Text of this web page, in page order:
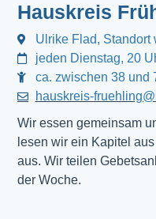
Hauskreis
Ulrike Flad, Standort
jeden Dienstag, 20
ca. zwischen 38 und
hauskreis-
Wir essen gemeinsam
lesen wir ein Kapitel
aus. Wir teilen
der Woche.